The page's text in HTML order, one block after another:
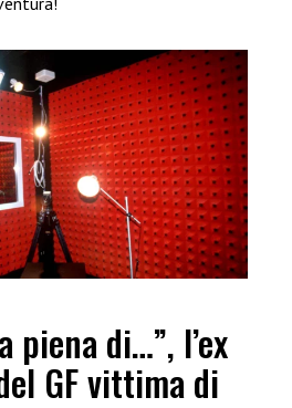
piena di…”, l’ex
GF vittima di